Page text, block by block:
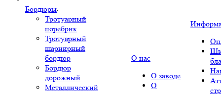
Бордюры
Тротуарный
поребрик
Тротуарный
шарнирный
бордюр
Бордюр
дорожный
Металлический
О нас
О заводе
О